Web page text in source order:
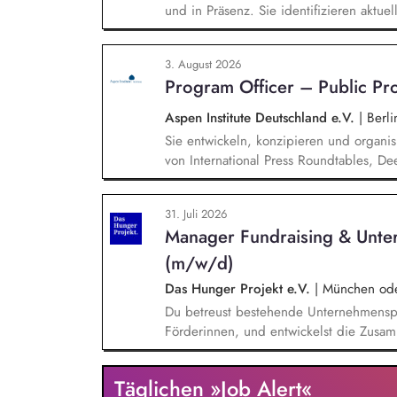
und in Präsenz. Sie identifizieren
Technologie, Geopolitik und
Veranstaltungen,
Sie identifizieren und gewinnen
Wirtschaft, Wissenschaft und
3. August 2026
Program Officer – Public
Aspen Institute Deutschland e.V. |
Sie entwickeln, konzipieren und
von International Press Roundtables,
hin zu besonderen Formaten wie der
Veranstaltungsformaten. Sie
hochrangige Referentinnen sowie
Wissenschaft, Medien und
31. Juli 2026
Manager Fundraising &
(m/w/d)
Das Hunger Projekt e.V. | München
Du betreust bestehende
Förderinnen, und entwickelst die
neue Unternehmen und Förderer &
setzt Fundraising-Maßnahmen
arbeitest eng mit der Landesdirektion,
Täglichen »Job Alert«